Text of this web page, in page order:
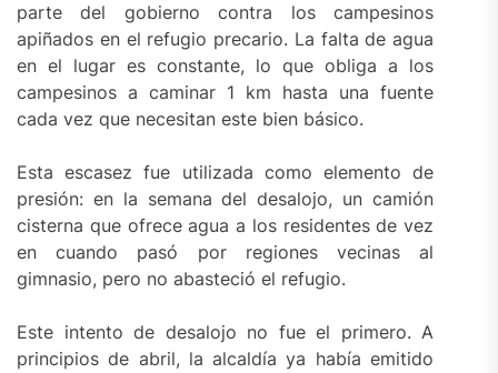
parte del gobierno contra los campesinos
apiñados en el refugio precario. La falta de agua
en el lugar es constante, lo que obliga a los
campesinos a caminar 1 km hasta una fuente
cada vez que necesitan este bien básico.
Esta escasez fue utilizada como elemento de
presión: en la semana del desalojo, un camión
cisterna que ofrece agua a los residentes de vez
en cuando pasó por regiones vecinas al
gimnasio, pero no abasteció el refugio.
Este intento de desalojo no fue el primero. A
principios de abril, la alcaldía ya había emitido